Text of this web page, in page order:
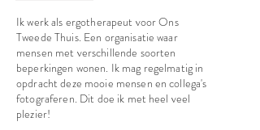
Ik werk als ergotherapeut voor Ons
Tweede Thuis. Een organisatie waar
mensen met verschillende soorten
beperkingen wonen. Ik mag regelmatig in
opdracht deze mooie mensen en collega's
fotograferen. Dit doe ik met heel veel
plezier!